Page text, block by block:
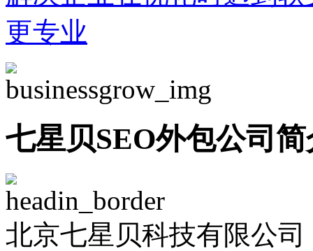
更专业
七星贝SEO外包公司简
北京七星贝科技有限公